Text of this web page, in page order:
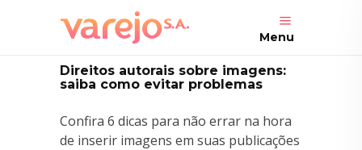
Menu
Direitos autorais sobre imagens:
saiba como evitar problemas
Confira 6 dicas para não errar na hora
de inserir imagens em suas publicações